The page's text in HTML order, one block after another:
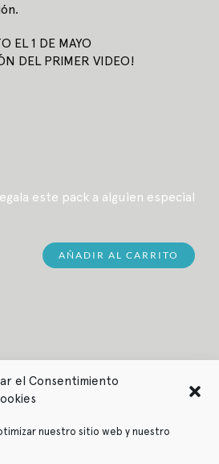
el Consentimiento
nuestro sitio web y nuestro
EL 1 DE MAYO
DEL PRIMER VIDEO!
este pack a alguien especial
AÑADIR AL CARRITO